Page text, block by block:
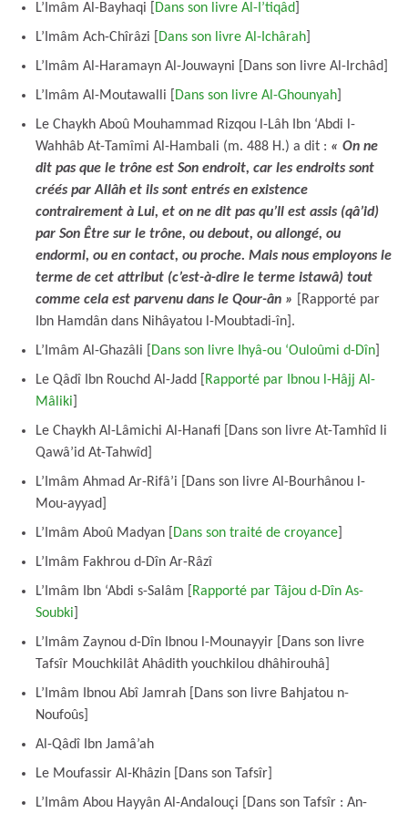
L’Imâm Al-Bayhaqi [ Dans son livre Al-I’tiqâd
L’Imâm Ach-Chîrâzi [
Dans son livre Al-Ichârah
L’Imâm Al-Haramayn Al-Jouwayni [Dans son livre Al-Irchâd]
L’Imâm Al-Moutawalli [
Dans son livre Al-Ghounyah
Le Chaykh Aboû Mouhammad Rizqou l-Lâh Ibn ‘Abdi l-
Wahhâb At-Tamîmi Al-Hambali (m. 488 H.) a dit : « On ne
dit pas que le trône est Son endroit, car les endroits sont
créés par Allâh et ils sont entrés en existence
contrairement à Lui, et on ne dit pas qu’Il est assis (qâ’id)
par Son Être sur le trône, ou debout, ou allongé, ou
endormi, ou en contact, ou proche. Mais nous employons le
terme de cet attribut (c’est-à-dire le terme istawâ) tout
comme cela est parvenu dans le Qour-ân »
[Rapporté par
Ibn Hamdân dans Nihâyatou l-Moubtadi-în].
L’Imâm Al-Ghazâli [
Dans son livre Ihyâ-ou ‘Ouloûmi d-Dîn
Le Qâdî Ibn Rouchd Al-Jadd [
Rapporté par Ibnou l-Hâjj Al-
Mâliki
Le Chaykh Al-Lâmichi Al-Hanafi [Dans son livre At-Tamhîd li
Qawâ’id At-Tahwîd]
L’Imâm Ahmad Ar-Rifâ’i [Dans son livre Al-Bourhânou l-
Mou-ayyad]
L’Imâm Aboû Madyan [
Dans son traité de croyance
L’Imâm Fakhrou d-Dîn Ar-Râzî
L’Imâm Ibn ‘Abdi s-Salâm [
Rapporté par Tâjou d-Dîn As-
Soubki
L’Imâm Zaynou d-Dîn Ibnou l-Mounayyir [Dans son livre
Tafsîr Mouchkilât Ahâdith youchkilou dhâhirouhâ]
L’Imâm Ibnou Abî Jamrah [Dans son livre Bahjatou n-
Noufoûs]
Al-Qâdî Ibn Jamâ’ah
Le Moufassir Al-Khâzin [Dans son Tafsîr]
L’Imâm Abou Hayyân Al-Andalouçi [Dans son Tafsîr : An-